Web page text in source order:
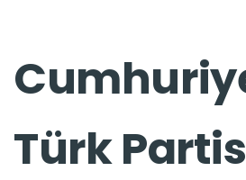
Türk